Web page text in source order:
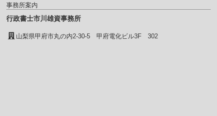
事務所案内
行政書士市川雄資事務所
山梨県甲府市丸の内2-30-5 甲府電化ビル3F 302